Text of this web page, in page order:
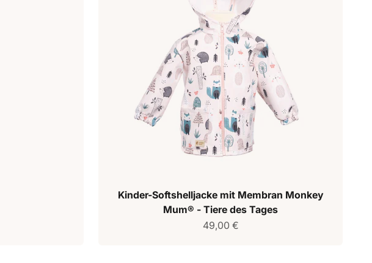
Kinder-Softshelljacke mit Membran Monkey
Mum® - Tiere des Tages
Verkaufspreis
49,00 €